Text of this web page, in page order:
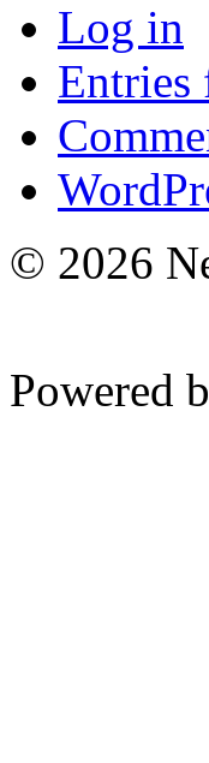
Log in
Entries
© 2026
Powered